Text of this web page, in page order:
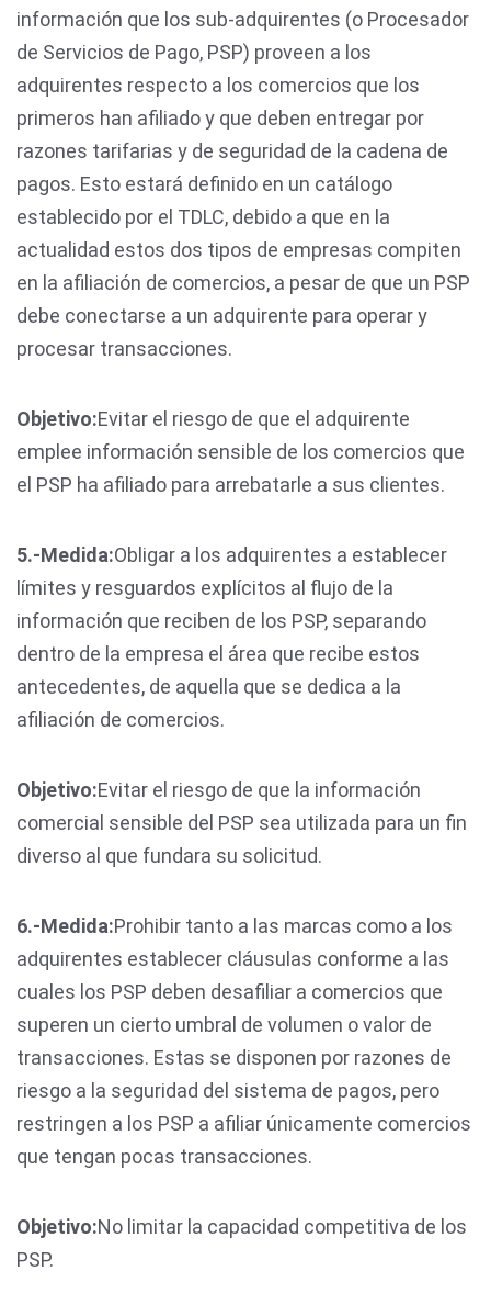
información que los sub-adquirentes (o Procesador
de Servicios de Pago, PSP) proveen a los
adquirentes respecto a los comercios que los
primeros han afiliado y que deben entregar por
razones tarifarias y de seguridad de la cadena de
pagos. Esto estará definido en un catálogo
establecido por el TDLC, debido a que en la
actualidad estos dos tipos de empresas compiten
en la afiliación de comercios, a pesar de que un PSP
debe conectarse a un adquirente para operar y
procesar transacciones.
Objetivo:Evitar el riesgo de que el adquirente
emplee información sensible de los comercios que
el PSP ha afiliado para arrebatarle a sus clientes.
5.-Medida:Obligar a los adquirentes a establecer
límites y resguardos explícitos al flujo de la
información que reciben de los PSP, separando
dentro de la empresa el área que recibe estos
antecedentes, de aquella que se dedica a la
afiliación de comercios.
Objetivo:Evitar el riesgo de que la información
comercial sensible del PSP sea utilizada para un fin
diverso al que fundara su solicitud.
6.-Medida:Prohibir tanto a las marcas como a los
adquirentes establecer cláusulas conforme a las
cuales los PSP deben desafiliar a comercios que
superen un cierto umbral de volumen o valor de
transacciones. Estas se disponen por razones de
riesgo a la seguridad del sistema de pagos, pero
restringen a los PSP a afiliar únicamente comercios
que tengan pocas transacciones.
Objetivo:No limitar la capacidad competitiva de los
PSP.